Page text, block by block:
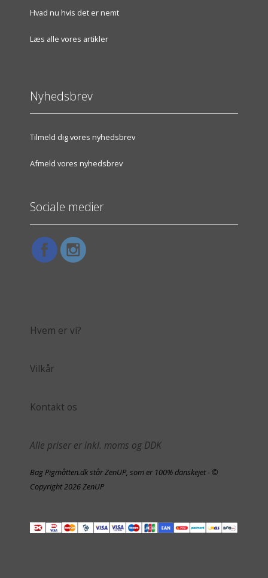
Hvad nu hvis det er nemt
Læs alle vores artikler
Nyhedsbrev
Tilmeld dig vores nyhedsbrev
Afmeld vores nyhedsbrev
Sociale medier
Hvem er vi?
Vilkår
Kontakt os
Alle priser er inkl. moms og DDK
Bag Pigmåtten.dk står ZenUP, som er 100% danskejet - ©
Copyright 2026 ZenUP